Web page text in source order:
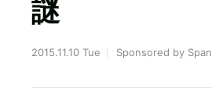
謎
2015.11.10 Tue Sponsored by